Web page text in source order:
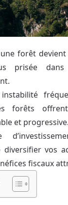
forêt
prisée
forêts
et progressive.
diversifier vos
fiscaux